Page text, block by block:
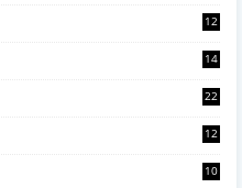
12
14
22
12
10